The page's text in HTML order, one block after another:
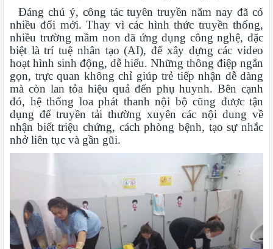
Đáng chú ý, công tác tuyên truyền năm nay đã có
nhiều đổi mới. Thay vì các hình thức truyền thống,
nhiều trường mầm non đã ứng dụng công nghệ, đặc
biệt là trí tuệ nhân tạo (AI), để xây dựng các video
hoạt hình sinh động, dễ hiểu. Những thông điệp ngắn
gọn, trực quan không chỉ giúp trẻ tiếp nhận dễ dàng
mà còn lan tỏa hiệu quả đến phụ huynh. Bên cạnh
đó, hệ thống loa phát thanh nội bộ cũng được tận
dụng để truyền tải thường xuyên các nội dung về
nhận biết triệu chứng, cách phòng bệnh, tạo sự nhắc
nhở liên tục và gần gũi.